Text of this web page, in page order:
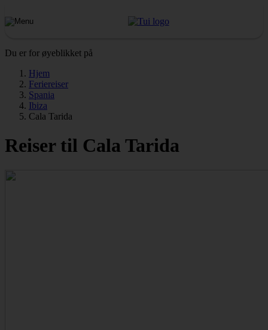
Du er for øyeblikket på
Hjem
Feriereiser
Spania
Ibiza
Cala Tarida
Reiser til Cala Tarida